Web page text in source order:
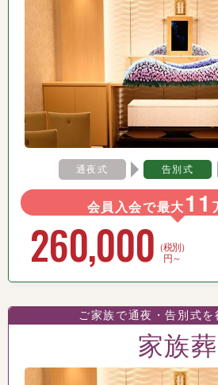
通夜式 告別式
会員入会で最大11
260,000 （税別）
円～
ご家族で通夜・告別式を
家族葬